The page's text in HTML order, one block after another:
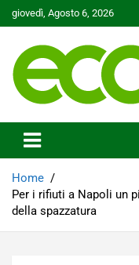
Skip
to
giovedì, Agosto 6, 2026
Ecoo.it
Home
Per i rifiuti a Napoli un
della spazzatura